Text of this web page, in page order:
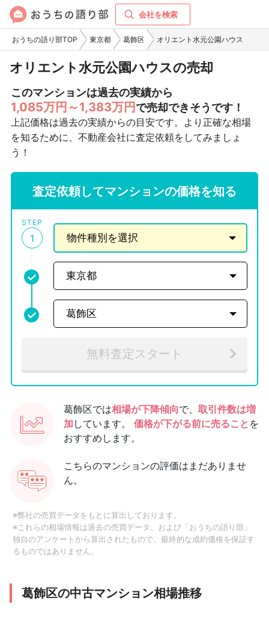
会社を検索
おうちの語り部TOP 東京都 葛飾区 オリエント水元公園ハウス
オリエント水元公園ハウスの売却
このマンションは過去の実績から
1,085万円～1,383万円で売却できそうです！
上記価格は過去の実績からの目安です。より正確な相場
を知るために、不動産会社に査定依頼をしてみましょ
う！
査定依頼してマンションの価格を知る
STEP
1
無料査定スタート
葛飾区では相場が下降傾向で、 取引件数は増
加 しています。 価格が下がる前に売ること を
おすすめします。
こちらのマンションの評価はまだありませ
ん。
※弊社の売買データをもとに算出しております。
※これらの相場情報は過去の売買データ、および「おうちの語り部」
独自のアンケートから算出されたもので、最終的な成約価格を保証す
るものではありません。
葛飾区の中古マンション相場推移